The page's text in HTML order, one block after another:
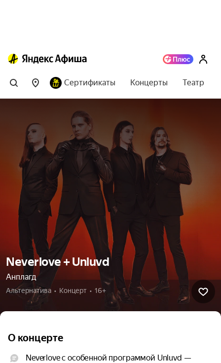
Сертификаты Концерты Театр
Neverlove + Unluvd
Анплагд
Альтернатива  •  Концерт  •  16+
О концерте
Neverlove с особенной программой Unluvd —